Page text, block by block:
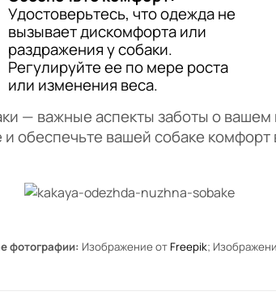
Удостоверьтесь, что одежда не
вызывает дискомфорта или
раздражения у собаки.
Регулируйте ее по мере роста
или изменения веса.
— важные аспекты заботы о
обеспечьте вашей собаке
фотографии: Изображение от Freepik;